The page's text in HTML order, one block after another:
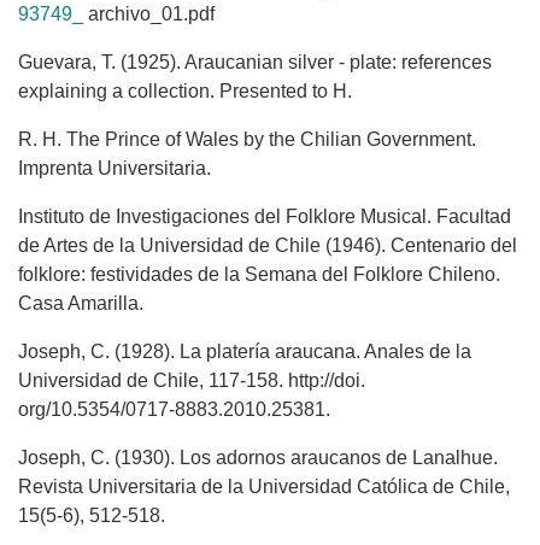
93749_
archivo_01.pdf
Guevara, T. (1925). Araucanian silver - plate: references
explaining a collection. Presented to H.
R. H. The Prince of Wales by the Chilian Government.
Imprenta Universitaria.
Instituto de Investigaciones del Folklore Musical. Facultad
de Artes de la Universidad de Chile (1946). Centenario del
folklore: festividades de la Semana del Folklore Chileno.
Casa Amarilla.
Joseph, C. (1928). La platería araucana. Anales de la
Universidad de Chile, 117-158. http://doi.
org/10.5354/0717-8883.2010.25381.
Joseph, C. (1930). Los adornos araucanos de Lanalhue.
Revista Universitaria de la Universidad Católica de Chile,
15(5-6), 512-518.